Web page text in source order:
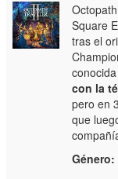
Square
tras el
con la
pero en
que
Género: